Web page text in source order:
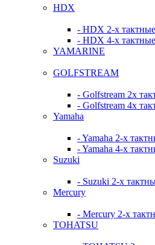
HDX
- HDX 2-х тактные
- HDX 4-х тактные
YAMARINE
GOLFSTREAM
- Golfstream 2х
- Golfstream 4х
Yamaha
- Yamaha 2-х
- Yamaha 4-х
Suzuki
- Suzuki 2-х
Mercury
- Mercury 2-х
TOHATSU